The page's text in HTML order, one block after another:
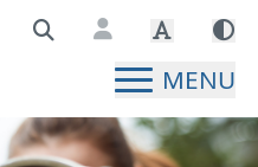
Hauptseite
MENU